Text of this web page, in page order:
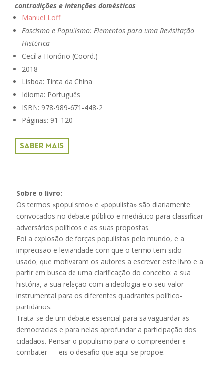
contradições e intenções domésticas
Manuel Loff
Fascismo e Populismo: Elementos para uma Revisitação
Histórica
Cecília Honório (Coord.)
2018
Lisboa: Tinta da China
Idioma: Português
ISBN: 978-989-671-448-2
Páginas: 91-120
SABER MAIS
—
Sobre o livro:
Os termos «populismo» e «populista» são diariamente
convocados no debate público e mediático para classificar
adversários políticos e as suas propostas.
Foi a explosão de forças populistas pelo mundo, e a
imprecisão e leviandade com que o termo tem sido
usado, que motivaram os autores a escrever este livro e a
partir em busca de uma clarificação do conceito: a sua
história, a sua relação com a ideologia e o seu valor
instrumental para os diferentes quadrantes político-
partidários.
Trata-se de um debate essencial para salvaguardar as
democracias e para nelas aprofundar a participação dos
cidadãos. Pensar o populismo para o compreender e
combater — eis o desafio que aqui se propõe.